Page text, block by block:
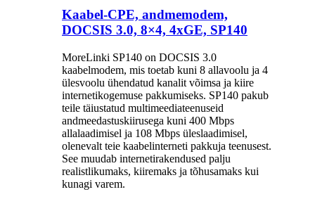
Kaabel-CPE, andmemodem,
DOCSIS 3.0, 8×4, 4xGE, SP140
MoreLinki SP140 on DOCSIS 3.0
kaabelmodem, mis toetab kuni 8 allavoolu ja 4
ülesvoolu ühendatud kanalit võimsa ja kiire
internetikogemuse pakkumiseks. SP140 pakub
teile täiustatud multimeediateenuseid
andmeedastuskiirusega kuni 400 Mbps
allalaadimisel ja 108 Mbps üleslaadimisel,
olenevalt teie kaabelinterneti pakkuja teenusest.
See muudab internetirakendused palju
realistlikumaks, kiiremaks ja tõhusamaks kui
kunagi varem.